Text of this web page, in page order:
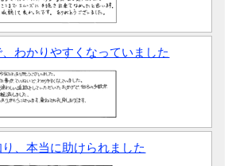
わかりやすくなっていました
、本当に助けられました